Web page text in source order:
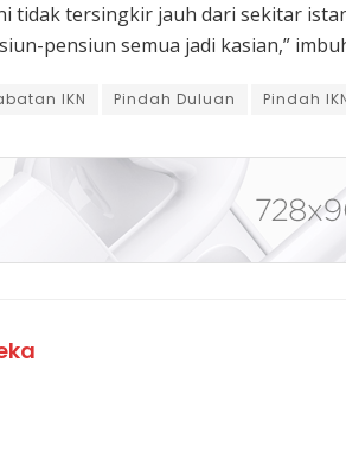
tidak tersingkir jauh dari sekitar
pensiun semua jadi kasian,”
IKN Pindah Duluan Pindah